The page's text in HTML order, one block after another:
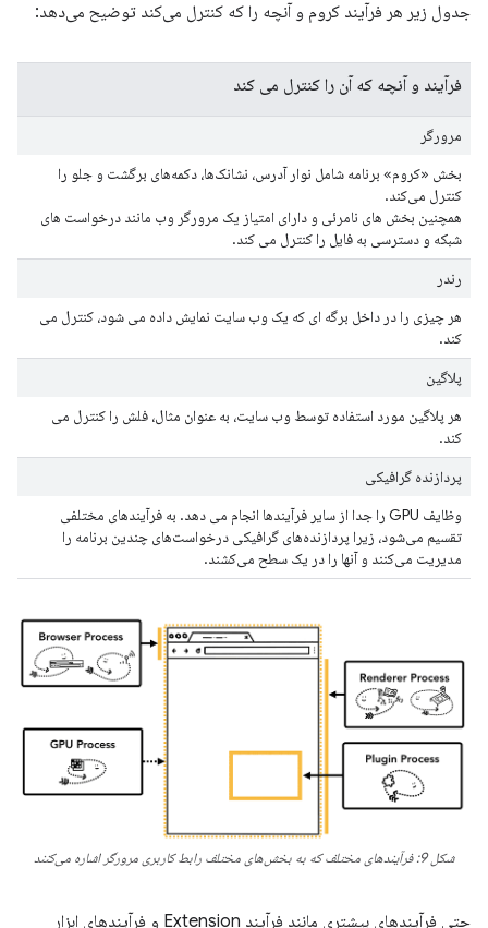
جدول زیر هر فرآیند کروم و آنچه را که کنترل می‌کند توضیح می‌دهد:
فرآیند و آنچه که آن را کنترل می کند
مرورگر
بخش «کروم» برنامه شامل نوار آدرس، نشانک‌ها، دکمه‌های برگشت و جلو را
کنترل می‌کند.
همچنین بخش های نامرئی و دارای امتیاز یک مرورگر وب مانند درخواست های
شبکه و دسترسی به فایل را کنترل می کند.
رندر
هر چیزی را در داخل برگه ای که یک وب سایت نمایش داده می شود، کنترل می
کند.
پلاگین
هر پلاگین مورد استفاده توسط وب سایت، به عنوان مثال، فلش را کنترل می
کند.
پردازنده گرافیکی
وظایف GPU را جدا از سایر فرآیندها انجام می دهد. به فرآیندهای مختلفی
تقسیم می‌شود، زیرا پردازنده‌های گرافیکی درخواست‌های چندین برنامه را
مدیریت می‌کنند و آنها را در یک سطح می‌کشند.
شکل 9: فرآیندهای مختلف که به بخش‌های مختلف رابط کاربری مرورگر اشاره می‌کنند
حتی فرآیندهای بیشتری مانند فرآیند Extension و فرآیندهای ابزار